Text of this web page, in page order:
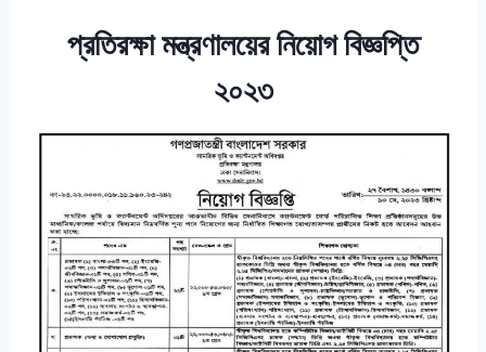
প্রতিরক্ষা মন্ত্রণালয়ের নিয়োগ বিজ্ঞপ্তি
২০২৩